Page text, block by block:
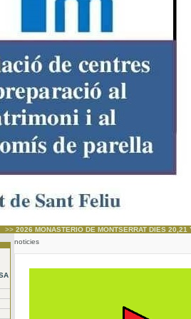
>> 2026 MONASTERIO DE MONTSERRAT DIES 20,21
noticies